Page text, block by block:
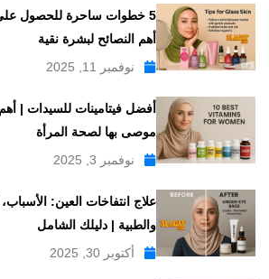
5 خطوات ساحرة للحصول
أهم النصائح لبشرة نقية
نوفمبر 11, 2025
موصى بها لصحة المرأة
نوفمبر 3, 2025
علاج انتفاخات العين: الأسباب،
والطبية | دليلك الشامل
أكتوبر 30, 2025